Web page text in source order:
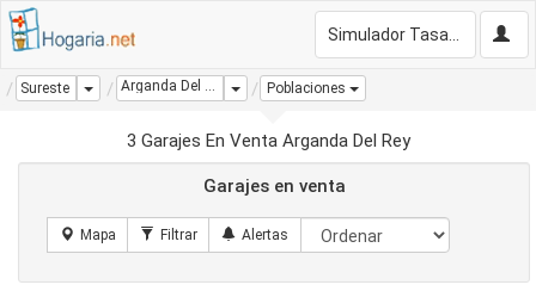
Sureste Dropdown Arganda Del Rey Dropdown
Poblaciones
3 Garajes En Venta Arganda Del Rey
Garajes en venta